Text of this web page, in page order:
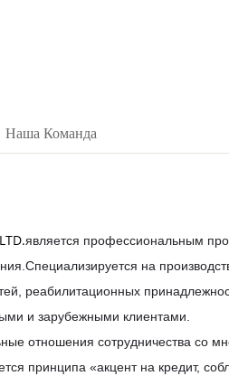
Наша Команда
является профессиональным
на
реабилитационных
и зарубежными клиентами.
отношения сотрудничества со
принципа «акцент на кредит,